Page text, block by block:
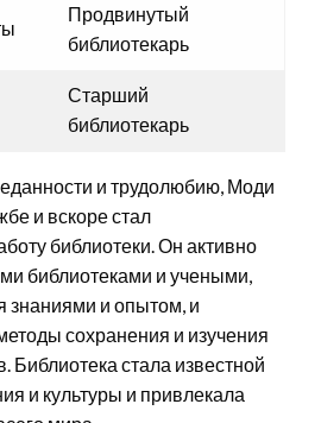
Продвинутый
библиотекарь
Старший
библиотекарь
и трудолюбию, Моди
и вскоре стал
библиотеки. Он активно
библиотеками и учеными,
знаниями и опытом, и
сохранения и изучения
Библиотека стала известной
и культуры и привлекала